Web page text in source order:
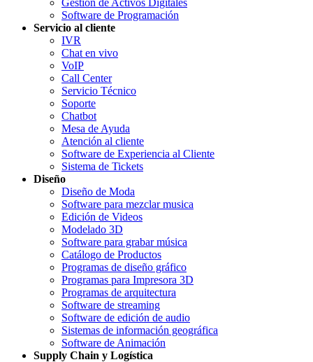
Gestión de Activos Digitales
Software de Programación
Servicio al cliente
IVR
Chat en vivo
VoIP
Call Center
Servicio Técnico
Soporte
Chatbot
Mesa de Ayuda
Atención al cliente
Software de Experiencia al Cliente
Sistema de Tickets
Diseño
Diseño de Moda
Software para mezclar musica
Edición de Videos
Modelado 3D
Software para grabar música
Catálogo de Productos
Programas de diseño gráfico
Programas para Impresora 3D
Programas de arquitectura
Software de streaming
Software de edición de audio
Sistemas de información geográfica
Software de Animación
Supply Chain y Logística